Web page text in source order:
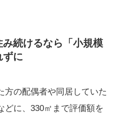
続けるなら「小規模
ずに
方の配偶者や同居していた
どに、330㎡まで評価額を